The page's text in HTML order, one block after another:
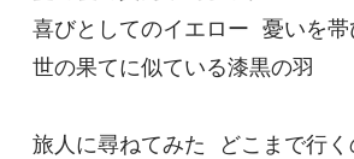
喜びとしてのイエロー 憂いを帯
世の果てに似ている漆黒の羽
旅人に尋ねてみた どこまで行く